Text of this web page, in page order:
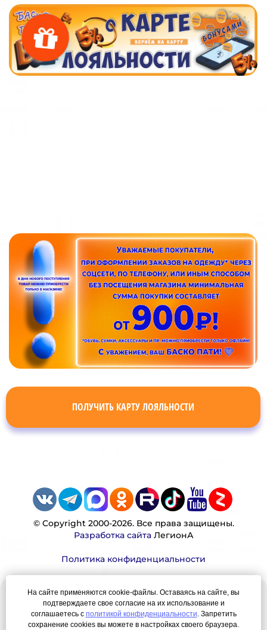
ПОЛУЧИТЬ КАРТУ ЛОЯЛЬНОСТИ
© Copyright 2000-2026. Все права защищены.
Разработка сайтаЛегионА
Политика конфиденциальности
Наша миссия:
Мы — честно, много, давно продаем вещи,
На сайте применяются cookie-файлы. Оставаясь на сайте, вы
подтверждаете свое согласие на их использование и
соглашаетесь с политикой конфиденциальности. Запретить
сохранение cookies вы можете в настройках своего браузера.